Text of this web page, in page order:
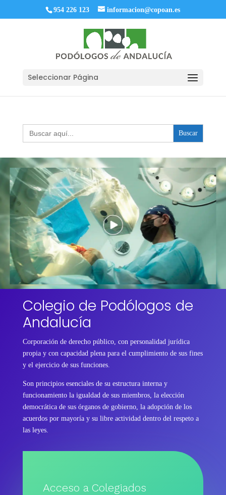
954 226 123 informacion@copoan.es
Seleccionar Página
Buscar:
Colegio de Podólogos de
Andalucía
Corporación de derecho público, con personalidad jurídica
propia y con capacidad plena para el cumplimiento de sus fines
y el ejercicio de sus funciones.
Son principios esenciales de su estructura interna y
funcionamiento la igualdad de sus miembros, la elección
democrática de sus órganos de gobierno, la adopción de los
acuerdos por mayoría y su libre actividad dentro del respeto a
las leyes.
Acceso a Colegiados